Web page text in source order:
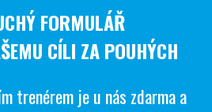
FORMULÁŘ
CÍLI ZA POUHÝCH
trenérem je u nás zdarma a